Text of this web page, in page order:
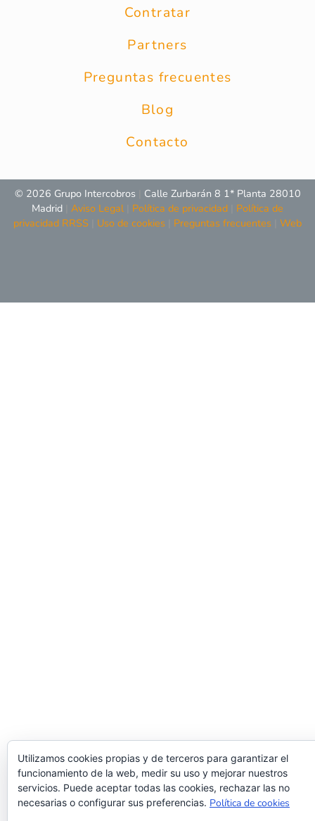
Contratar
Partners
Preguntas frecuentes
Blog
Contacto
© 2026 Grupo Intercobros
Calle Zurbarán 8 1* Planta 28010
Madrid Aviso Legal Política de privacidad
Política de
privacidad RRSS
Uso de cookies Preguntas frecuentes Web
Utilizamos cookies propias y de terceros para garantizar el
funcionamiento de la web, medir su uso y mejorar nuestros
servicios. Puede aceptar todas las cookies, rechazar las no
necesarias o configurar sus preferencias. Política de cookies